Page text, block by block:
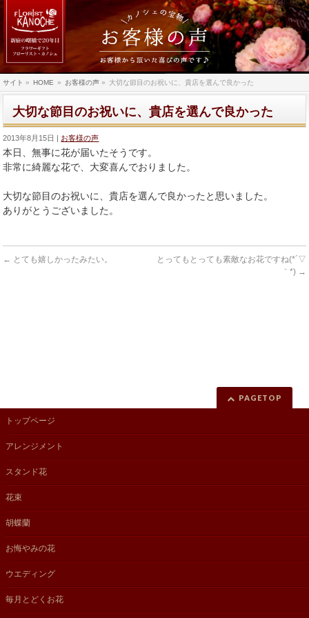
サイト » HOME » お客様の声 » 大切な節目のお祝いに、貴店を選んで良かった
大切な節目のお祝いに、貴店を選んで良かった
2013年8月15日 お客様の声
本日、無事に花が届いたそうです。
非常に綺麗な花で、大変喜んでおりました。
大切な節目のお祝いに、貴店を選んで良かったと思いました。
ありがとうございました。
← とても嬉しかったみたい。
とってもとっても素敵なお花ですね(*´▽
｀*) →
PAGETOP
トップページ
アレンジメント
スタンド花
花束
胡蝶蘭
お悔やみの花
ウエディング
毎月とどくお花